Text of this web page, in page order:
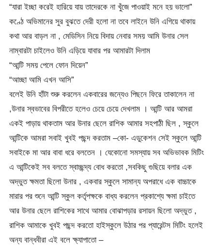
“যারা ইচ্ছা করেই হারিয়ে যায় তাদেরকে না খুঁজে পাওয়াই মনে হয় ভালো”
কণ্ঠে অভিমানের সুর বুঝতে দেরী হলো না তবে লাইনে উনি এগিয়ে থাকায়
কথা আর বাড়ল না , মেডিসিন নিয়ে বিদায় নেবার সময় আমি উনার সেল
নাম্বারটা চাইলেও উনি এড়িয়ে যাবার পর আমারটা দিলাম
“আন্টি সময় পেলে ফোন দিয়েন”
“আচ্ছা আমি এখন আসি”
বলেই উনি হাঁটা শুরু করলেন একবারের জন্যেও পিছনে ফিরে তাকালেন না
,উনার স্বভাবের বিপরীতে হলেও চেয়ে চেয়ে দেখলাম । আন্টি আর আমরা
একই পাড়ায় থাকতাম আর উনার ছেলে রাশিক আমার সহপাঠী ছিল , স্কুলে
আন্টিকে আমরা সবাই খুবই পছন্দ করতাম –কো- এডুকেশন সেই স্কুলে আন্টি
সবাইকে মা আর বাবা ধরে বলতেন । যেকোনো সমস্যায় সব অভিভাবক মিটিং
এ আন্টিকেই সব বলতে স্বাচ্ছন্দ্য বোধ করতো ,সবকিছু গুছিয়ে বলার এক
অদ্ভুত ক্ষমতা ছিলো উনার , একবার স্কুলে সামান্য অপরাধে এক বাচ্চাকে
মারার পর শুনে আন্টি স্কুল কর্তৃপক্ষকে বাধ্য করলেন প্রকাশ্যে ক্ষমা চাইতে
আর উনার ছেলে রাশিকের সাথে আমার বোঝাপড়ার রসায়ন ছিলো অদ্ভুত ,
রাশিক আমাকে খুবই পছন্দ করতো হাইস্কুলে উঠার পর প্যারেন্টস মিটিং হলেই
অন্য বান্ধবীরা এই বলে ক্ষ্যাপাতো –